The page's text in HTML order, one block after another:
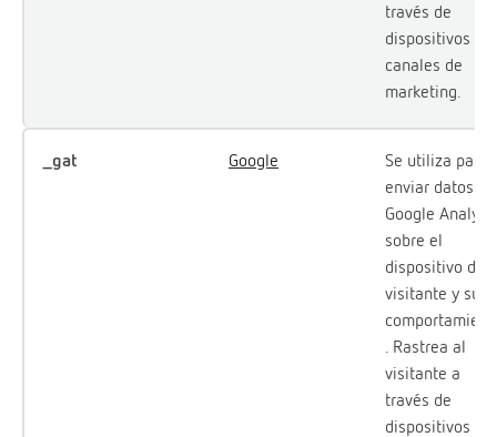
través de
dispositivos y
canales de
marketing.
_gat Google
Se utiliza para
enviar datos a
Google
sobre el
dispositivo del
visitante y su
. Rastrea al
visitante a
través de
dispositivos y